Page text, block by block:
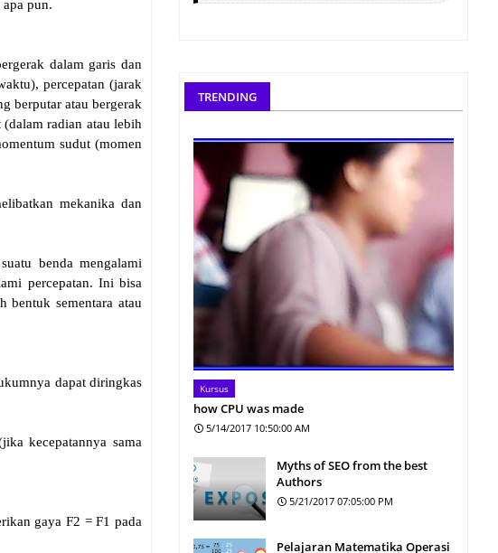
pun.
dalam garis dan
percepatan (jarak
berputar atau bergerak
radian atau lebih
sudut (momen
mekanika dan
benda mengalami
percepatan. Ini bisa
bentuk sementara atau
dapat diringkas
kecepatannya sama
gaya F2 = F1 pada
TRENDING
Kursus
how CPU was made
5/14/2017 10:50:00 AM
Myths of SEO from the best
Authors
5/21/2017 07:05:00 PM
Pelajaran Matematika Operasi